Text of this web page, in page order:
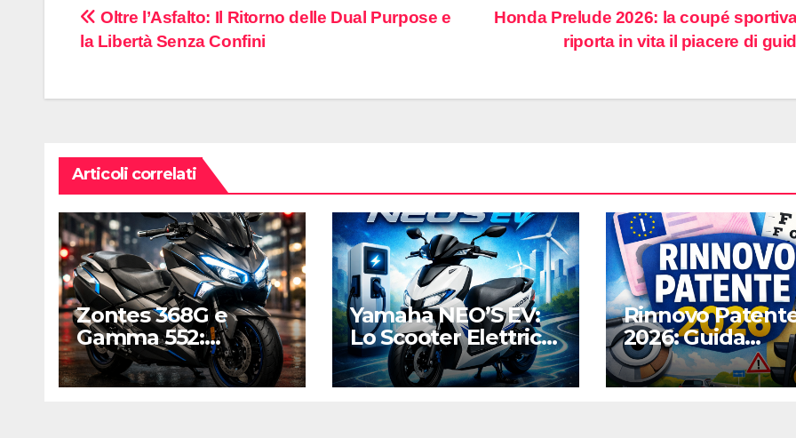
Navigazione
Honda Prelude 2026: la coupé
riporta in vita il piacere di
Oltre l’Asfalto: Il Ritorno delle Dual Purpose e
la Libertà Senza Confini
Articoli correlati
Zontes 368G e
Gamma 552:
L’assalto cinese ai
regni di Honda e
Yamaha NEO’S EV:
Lo Scooter Elettrico
Agile e Silenzioso
per la Città
Rinnovo
2026: Guida
Completa alle
Nuove Regole,